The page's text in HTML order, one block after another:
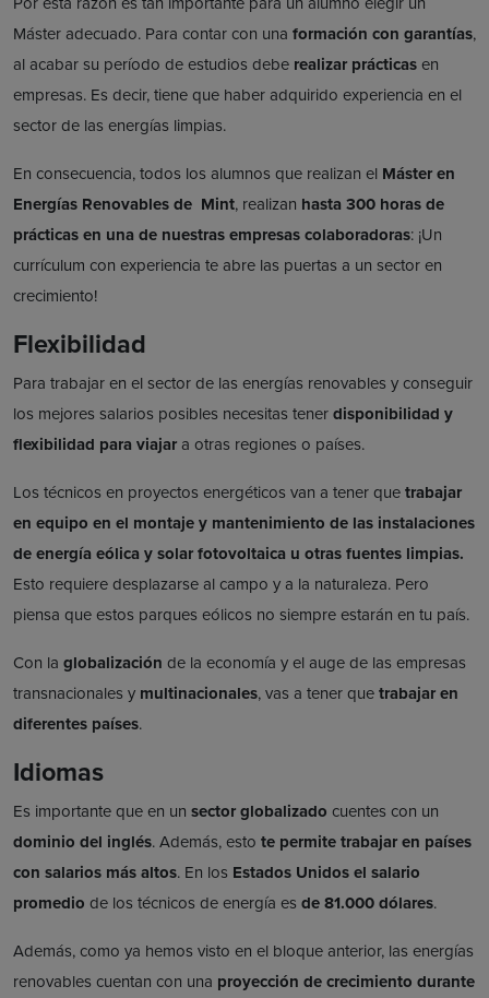
Máster adecuado. Para contar con una formación con garantías,
al acabar su período de estudios debe realizar prácticasen
empresas. Es decir, tiene que haber adquirido experiencia en el
sector de las energías limpias.
En consecuencia, todos los alumnos que realizan el Máster en
Energías Renovablesde Mint, realizan hasta 300 horas de
prácticas en una de nuestras empresas colaboradoras: ¡Un
currículum con experiencia te abre las puertas a un sector en
crecimiento!
Flexibilidad
Para trabajar en el sector de las energías renovables y conseguir
los mejores salarios posibles necesitas tenerdisponibilidad y
flexibilidad para viajara otras regiones o países.
Los técnicos en proyectos energéticos van a tener quetrabajar
en equipo en el montaje y mantenimiento de las instalaciones
de energía eólica y solar fotovoltaica u otras fuentes limpias.
Esto requiere desplazarse al campo y a la naturaleza. Pero
piensa que estos parques eólicos no siempre estarán en tu país.
Con la globalización de la economía y el auge de las empresas
transnacionales y multinacionales, vas a tener quetrabajar en
diferentes países.
Idiomas
Es importante que en un sector globalizado cuentes con un
dominio del inglés. Además, esto te permite trabajar en países
con salarios más altos. En los Estados Unidosel salario
promedio de los técnicos de energía es de 81.000 dólares.
Además, como ya hemos visto en el bloque anterior, las energías
renovables cuentan con una proyección de crecimiento durante